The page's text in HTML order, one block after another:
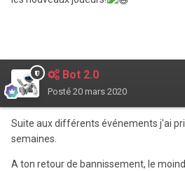
Bot 2.0
Posté 20 mars 2020
Suite aux différents événements j'ai
semaines.
A ton retour de bannissement, le